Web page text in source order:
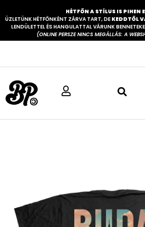
HÉTFŐN A STÍLUS IS PIHEN
ÜZLETÜNK HÉTFŐNKÉNT ZÁRVA TART, DE KEDDTŐL
LENDÜLETTEL ÉS HANGULATTAL VÁRUNK
(ONLINE PERSZE NINCS MEGÁLLÁS: A